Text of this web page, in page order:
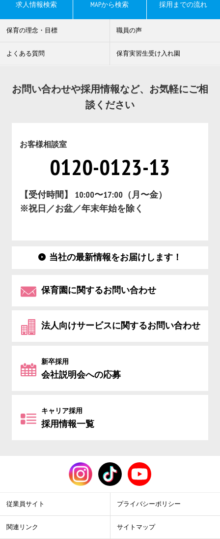
求人情報検索 MAPから検索 採用までの流れ
保育の理念・目標 職員の声
よくある質問 保育実習生受け入れ園
お問い合わせや採用情報など、お気軽にご相
談ください
お客様相談室
0120-0123-13
【受付時間】 10:00〜17:00（月〜金）
※祝日／お盆／年末年始を除く
当社の最新情報をお届けします！
保育園に関するお問い合わせ
法人向けサービスに関するお問い合わせ
新卒採用
会社説明会への応募
キャリア採用
採用情報一覧
従業員サイト プライバシーポリシー
関連リンク サイトマップ